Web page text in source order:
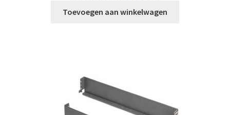
Toevoegen aan winkelwagen